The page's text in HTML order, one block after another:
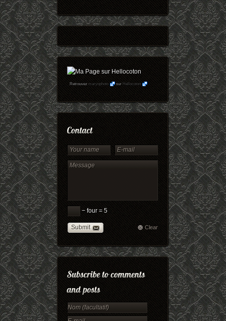
Retrouvezmaryophoto surHellocoton
− four = 5
Submit Clear